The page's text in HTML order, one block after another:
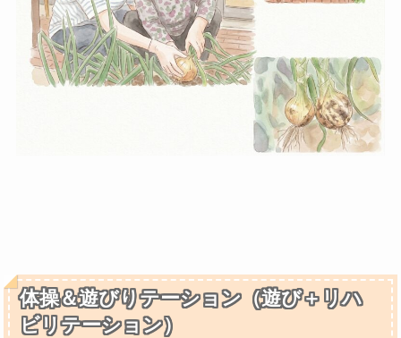
体操＆遊びりテーション（遊び＋リハ
ビリテーション）